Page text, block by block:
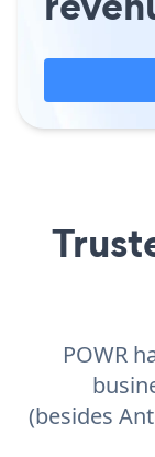
POWR
(besides